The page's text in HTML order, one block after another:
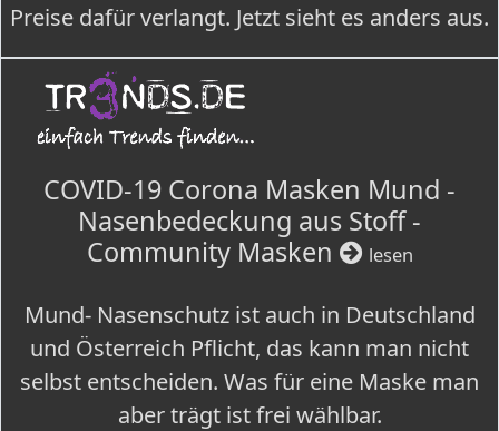
Preise dafür verlangt. Jetzt sieht es anders aus.
COVID-19 Corona Masken Mund -
Nasenbedeckung aus Stoff -
Community Masken
lesen
Mund- Nasenschutz ist auch in Deutschland
und Österreich Pflicht, das kann man nicht
selbst entscheiden. Was für eine Maske man
aber trägt ist frei wählbar.